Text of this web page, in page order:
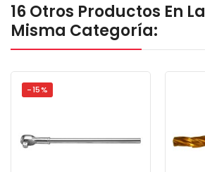
16 Otros Productos En La
Misma Categoría:
-15%